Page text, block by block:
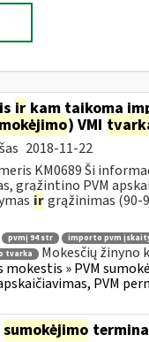
ir kam taikoma
) VMI
2018-11-22
KM0689 Ši
grąžintino PVM
irgrąžinimas (90-
pvmį 94 str
importo pvm
tvarka
Mokesčių žinyno
» PVM
PVM
sumokėjimo